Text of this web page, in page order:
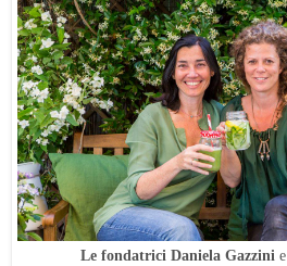
Le fondatrici Daniela Gazzinie